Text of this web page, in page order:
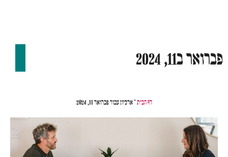
פברואר ב11, 2024
דף הבית»ארכיון עבור פברואר 11, 2024